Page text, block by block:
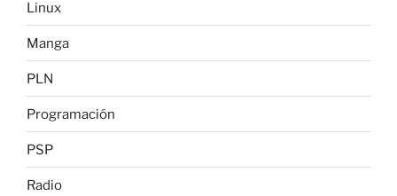
Linux
Manga
PLN
Programación
PSP
Radio